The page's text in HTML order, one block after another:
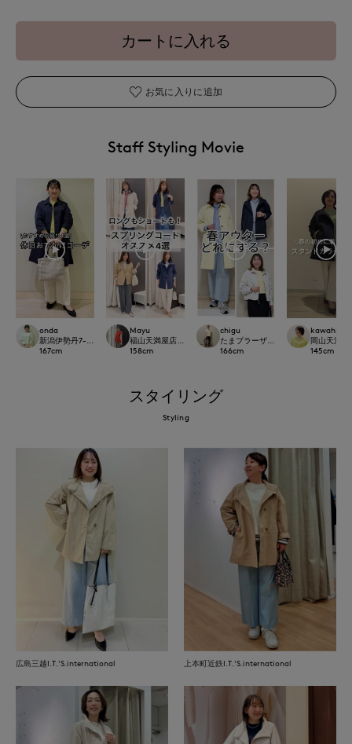
カートに入れる
お気に入りに追加
Staff Styling Movie
onda
新潟伊勢丹7-IDconcept.
167cm
Mayu
福山天満屋店INED/7-IDconcept./Maglie
158cm
chigu
たまプラーザ東急I.T.'S.international
166cm
kawahi
岡山天満
145cm
スタイリング
Styling
広島三越I.T.'S.international 上本町近鉄I.T.'S.international